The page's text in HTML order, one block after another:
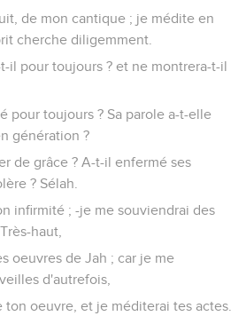
de mon cantique ; je médite en
cherche diligemment.
il pour toujours ? et ne montrera-t-il
pour toujours ? Sa parole a-t-elle
génération ?
de grâce ? A-t-il enfermé ses
? Sélah.
infirmité ; -je me souviendrai des
haut,
oeuvres de Jah ; car je me
d'autrefois,
ton oeuvre, et je méditerai tes actes.